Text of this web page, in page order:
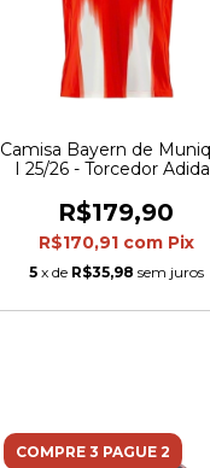
Camisa Bayern de
I 25/26 - Torcedor
detalhes em branco
R$179,90
R$170,91 com Pix
5 x de R$35,98 sem juros
COMPRE 3 PAGUE 2